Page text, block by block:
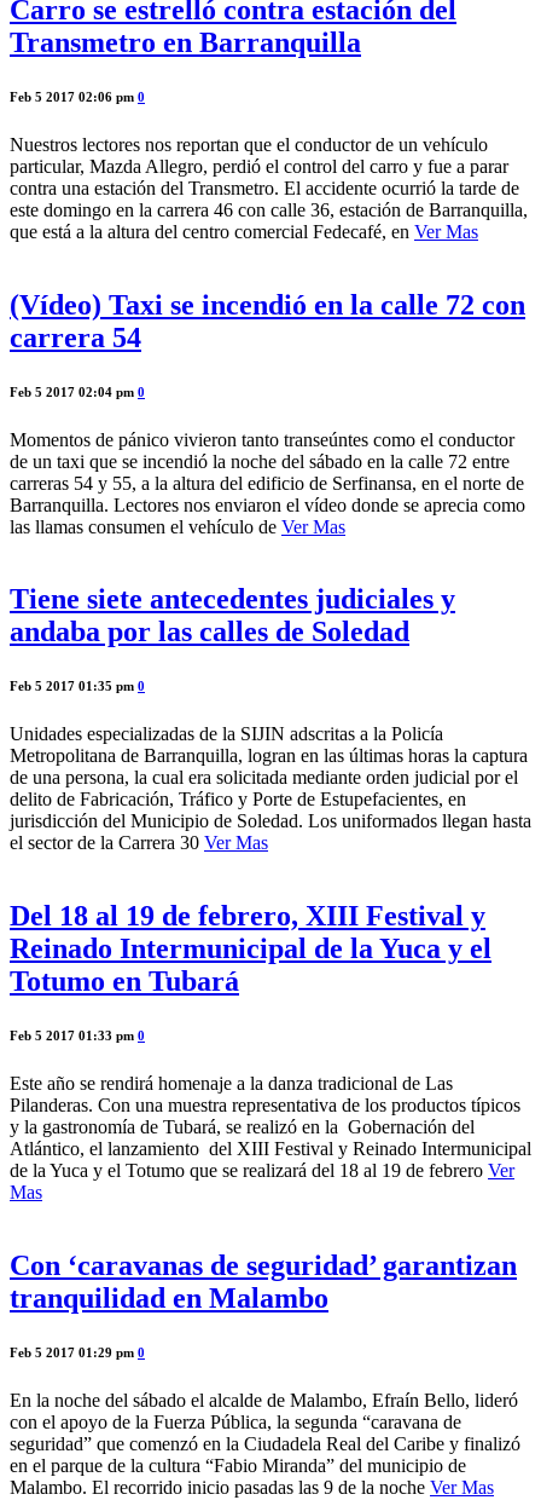
Carro se estrelló contra estación del
Transmetro en Barranquilla
Feb 5 2017 02:06 pm 0
Nuestros lectores nos reportan que el conductor de un vehículo
particular, Mazda Allegro, perdió el control del carro y fue a parar
contra una estación del Transmetro. El accidente ocurrió la tarde de
este domingo en la carrera 46 con calle 36, estación de Barranquilla,
que está a la altura del centro comercial Fedecafé, en Ver Mas
(Vídeo) Taxi se incendió en la calle 72 con
carrera 54
Feb 5 2017 02:04 pm 0
Momentos de pánico vivieron tanto transeúntes como el conductor
de un taxi que se incendió la noche del sábado en la calle 72 entre
carreras 54 y 55, a la altura del edificio de Serfinansa, en el norte de
Barranquilla. Lectores nos enviaron el vídeo donde se aprecia como
las llamas consumen el vehículo de Ver Mas
Tiene siete antecedentes judiciales y
andaba por las calles de Soledad
Feb 5 2017 01:35 pm 0
Unidades especializadas de la SIJIN adscritas a la Policía
Metropolitana de Barranquilla, logran en las últimas horas la captura
de una persona, la cual era solicitada mediante orden judicial por el
delito de Fabricación, Tráfico y Porte de Estupefacientes, en
jurisdicción del Municipio de Soledad. Los uniformados llegan hasta
el sector de la Carrera 30 Ver Mas
Del 18 al 19 de febrero, XIII Festival y
Reinado Intermunicipal de la Yuca y el
Totumo en Tubará
Feb 5 2017 01:33 pm 0
Este año se rendirá homenaje a la danza tradicional de Las
Pilanderas. Con una muestra representativa de los productos típicos
y la gastronomía de Tubará, se realizó en la Gobernación del
Atlántico, el lanzamiento del XIII Festival y Reinado Intermunicipal
de la Yuca y el Totumo que se realizará del 18 al 19 de febrero Ver
Mas
Con ‘caravanas de seguridad’ garantizan
tranquilidad en Malambo
Feb 5 2017 01:29 pm 0
En la noche del sábado el alcalde de Malambo, Efraín Bello, lideró
con el apoyo de la Fuerza Pública, la segunda “caravana de
seguridad” que comenzó en la Ciudadela Real del Caribe y finalizó
en el parque de la cultura “Fabio Miranda” del municipio de
Malambo. El recorrido inicio pasadas las 9 de la noche Ver Mas